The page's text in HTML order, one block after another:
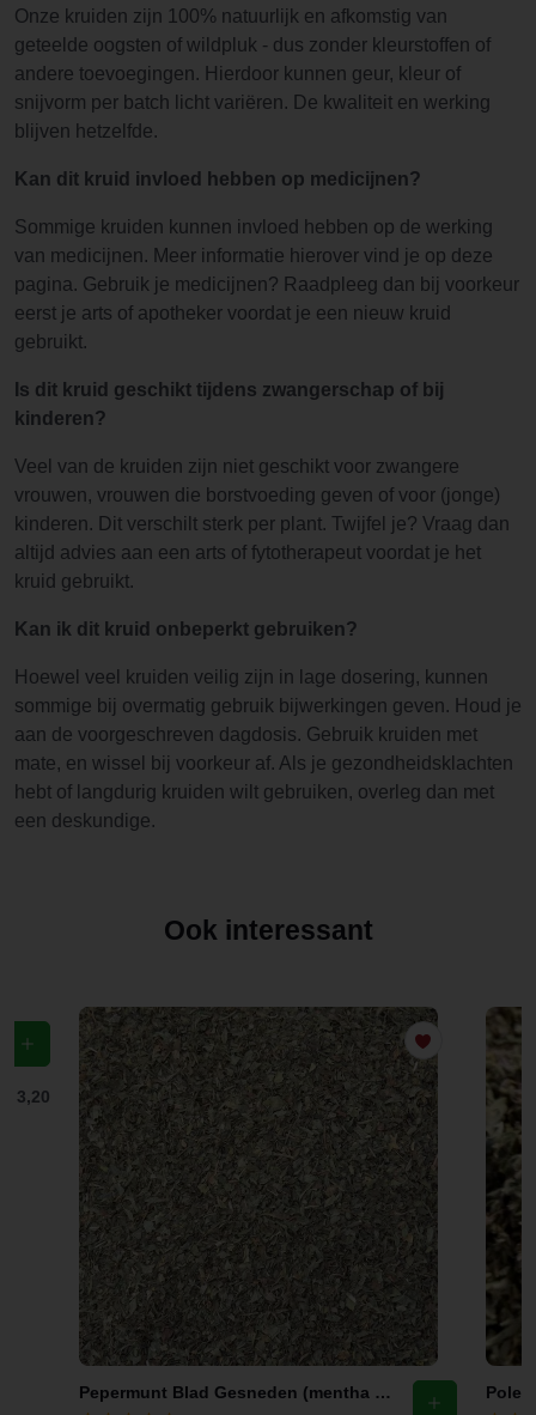
Onze kruiden zijn 100% natuurlijk en afkomstig van
geteelde oogsten of wildpluk - dus zonder kleurstoffen of
andere toevoegingen. Hierdoor kunnen geur, kleur of
snijvorm per batch licht variëren. De kwaliteit en werking
blijven hetzelfde.
Kan dit kruid invloed hebben op medicijnen?
Sommige kruiden kunnen invloed hebben op de werking
van medicijnen. Meer informatie hierover vind je op deze
pagina. Gebruik je medicijnen? Raadpleeg dan bij voorkeur
eerst je arts of apotheker voordat je een nieuw kruid
gebruikt.
Is dit kruid geschikt tijdens zwangerschap of bij
kinderen?
Veel van de kruiden zijn niet geschikt voor zwangere
vrouwen, vrouwen die borstvoeding geven of voor (jonge)
kinderen. Dit verschilt sterk per plant. Twijfel je? Vraag dan
altijd advies aan een arts of fytotherapeut voordat je het
kruid gebruikt.
Kan ik dit kruid onbeperkt gebruiken?
Hoewel veel kruiden veilig zijn in lage dosering, kunnen
sommige bij overmatig gebruik bijwerkingen geven. Houd je
aan de voorgeschreven dagdosis. Gebruik kruiden met
mate, en wissel bij voorkeur af. Als je gezondheidsklachten
hebt of langdurig kruiden wilt gebruiken, overleg dan met
een deskundige.
Ook interessant
€ 3,20
Pepermunt Blad Gesneden (mentha x piperita l.)